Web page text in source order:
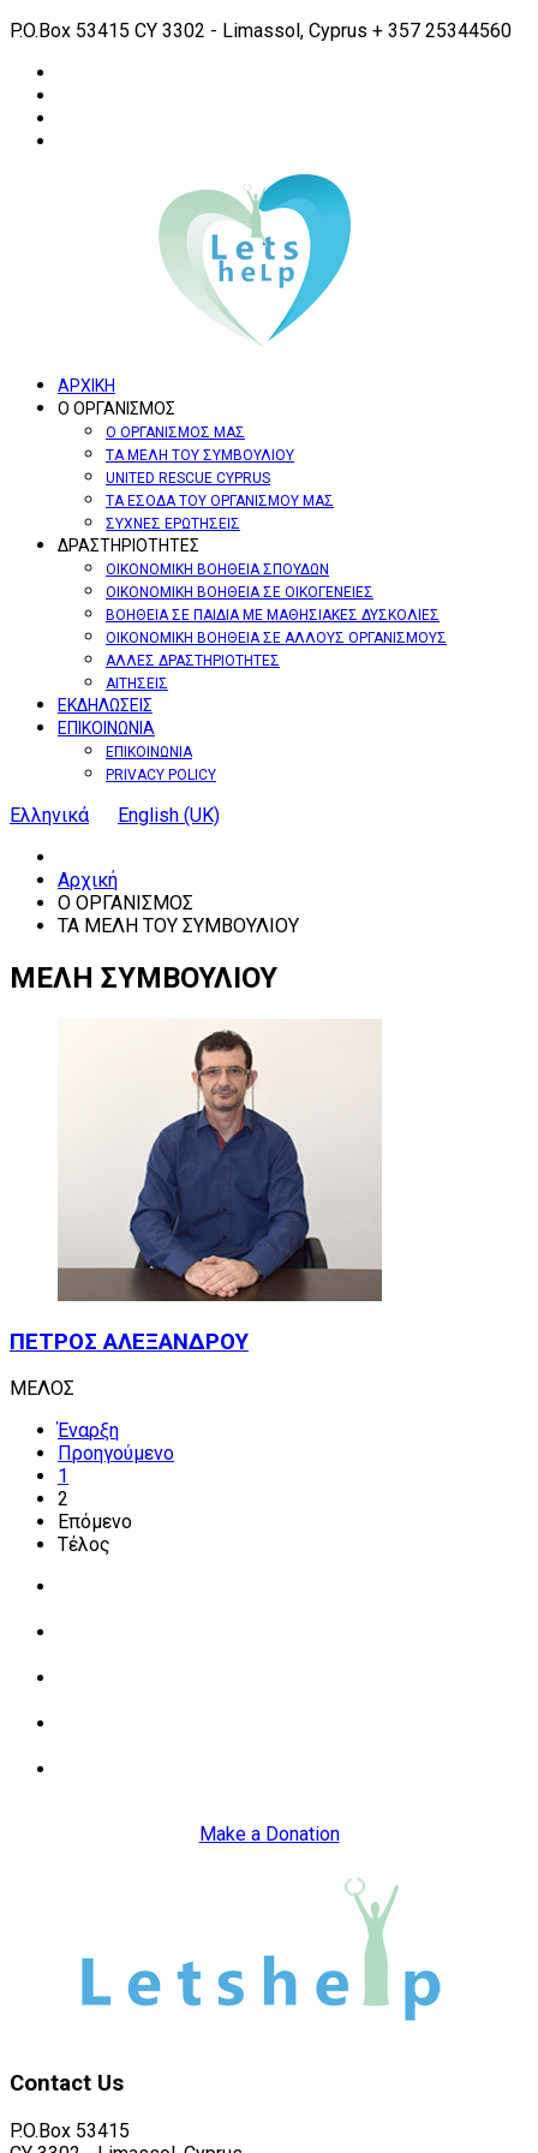
P.O.Box 53415 CY 3302 - Limassol, Cyprus + 357 25344560
ΑΡΧΙΚΗ
Ο ΟΡΓΑΝΙΣΜΟΣ
Ο ΟΡΓΑΝΙΣΜΟΣ ΜΑΣ
ΤΑ ΜΕΛΗ ΤΟΥ ΣΥΜΒΟΥΛΙΟΥ
UNITED RESCUE CYPRUS
ΤΑ ΕΣΟΔΑ ΤΟΥ ΟΡΓΑΝΙΣΜΟΥ ΜΑΣ
ΣΥΧΝΕΣ ΕΡΩΤΗΣΕΙΣ
ΔΡΑΣΤΗΡΙΟΤΗΤΕΣ
ΟΙΚΟΝΟΜΙΚΗ ΒΟΗΘΕΙΑ ΣΠΟΥΔΩΝ
ΟΙΚΟΝΟΜΙΚΗ ΒΟΗΘΕΙΑ ΣΕ ΟΙΚΟΓΕΝΕΙΕΣ
ΒΟΗΘΕΙΑ ΣΕ ΠΑΙΔΙΑ ΜΕ ΜΑΘΗΣΙΑΚΕΣ ΔΥΣΚΟΛΙΕΣ
ΟΙΚΟΝΟΜΙΚΗ ΒΟΗΘΕΙΑ ΣΕ ΑΛΛΟΥΣ ΟΡΓΑΝΙΣΜΟΥΣ
ΑΛΛΕΣ ΔΡΑΣΤΗΡΙΟΤΗΤΕΣ
ΑΙΤΗΣΕΙΣ
ΕΚΔΗΛΩΣΕΙΣ
ΕΠΙΚΟΙΝΩΝΙΑ
ΕΠΙΚΟΙΝΩΝΙΑ
PRIVACY POLICY
Ελληνικά English (UK)
Αρχική
Ο ΟΡΓΑΝΙΣΜΟΣ
ΤΑ ΜΕΛΗ ΤΟΥ ΣΥΜΒΟΥΛΙΟΥ
ΜΕΛΗ ΣΥΜΒΟΥΛΙΟΥ
ΠΕΤΡΟΣ ΑΛΕΞΑΝΔΡΟΥ
ΜΕΛΟΣ
Έναρξη
Προηγούμενο
1
2
Επόμενο
Τέλος
Make a Donation
Contact Us
P.O.Box 53415